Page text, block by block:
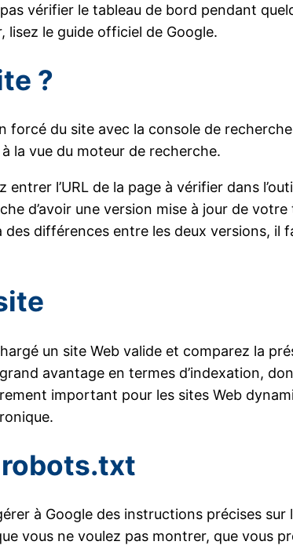
vérifier le tableau de bord pendant
lisez le guide officiel de Google.
?
forcé du site avec la console de
la vue du moteur de recherche.
l’URL de la page à vérifier dans
d’avoir une version mise à jour de
des différences entre les deux versions,
un site Web valide et comparez la
avantage en termes d’indexation,
important pour les sites Web
à Google des instructions précises
vous ne voulez pas montrer, que vous